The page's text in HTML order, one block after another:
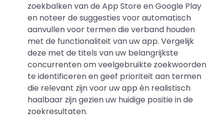
zoekbalken van de App Store en Google Play
en noteer de suggesties voor automatisch
aanvullen voor termen die verband houden
met de functionaliteit van uw app. Vergelijk
deze met de titels van uw belangrijkste
concurrenten om veelgebruikte zoekwoorden
te identificeren en geef prioriteit aan termen
die relevant zijn voor uw app én realistisch
haalbaar zijn gezien uw huidige positie in de
zoekresultaten.